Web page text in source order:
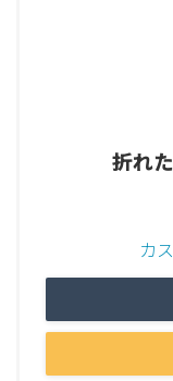
読書をより楽
折れ
カ